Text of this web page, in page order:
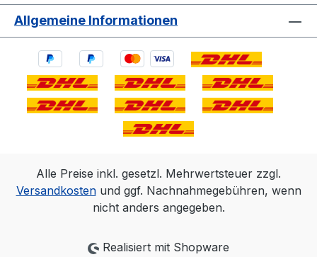
Allgemeine Informationen
Alle Preise inkl. gesetzl. Mehrwertsteuer zzgl.
Versandkostenund ggf. Nachnahmegebühren, wenn
nicht anders angegeben.
Realisiert mit Shopware